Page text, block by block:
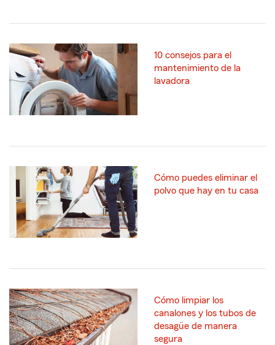
10 consejos para el
mantenimiento de la
lavadora
Cómo puedes eliminar el
polvo que hay en tu casa
Cómo limpiar los
canalones y los tubos de
desagüe de manera
segura